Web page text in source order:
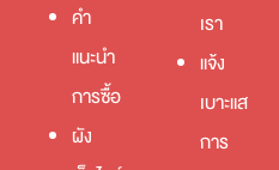
คำ
แนะนำ
การซื้อ
ผัง
เรา
แจ้ง
เบาะแส
การ